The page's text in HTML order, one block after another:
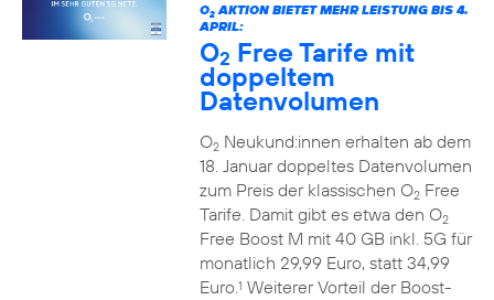
O2AKTION BIETET MEHR LEISTUNG BIS 4.
APRIL:
O2 Free Tarife mit
doppeltem
Datenvolumen
O2Neukund:innen erhalten ab dem
18. Januar doppeltes Datenvolumen
zum Preis der klassischen O2Free
Tarife. Damit gibt es etwa den O2
Free Boost M mit 40 GB inkl. 5G für
monatlich 29,99 Euro, statt 34,99
Euro.1 Weiterer Vorteil der Boost-